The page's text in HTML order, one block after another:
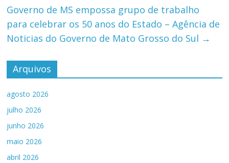
Governo de MS empossa grupo de trabalho
para celebrar os 50 anos do Estado – Agência de
Noticias do Governo de Mato Grosso do Sul →
Arquivos
agosto 2026
julho 2026
junho 2026
maio 2026
abril 2026